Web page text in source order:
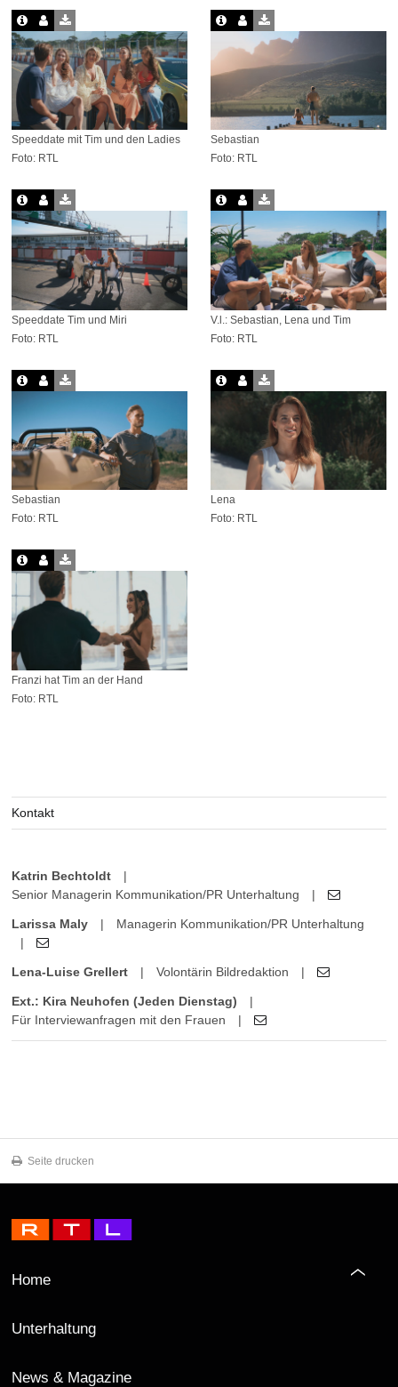
Speeddate mit Tim und den Ladies
Foto: RTL
Sebastian
Foto: RTL
Speeddate Tim und Miri
Foto: RTL
V.l.: Sebastian, Lena und Tim
Foto: RTL
Sebastian
Foto: RTL
Lena
Foto: RTL
Franzi hat Tim an der Hand
Foto: RTL
Kontakt
Katrin Bechtoldt
|
Senior Managerin Kommunikation/PR Unterhaltung
|
Larissa Maly |
Managerin Kommunikation/PR Unterhaltung
|
Lena-Luise Grellert | Volontärin Bildredaktion |
Ext.: Kira Neuhofen (Jeden Dienstag)
|
Für Interviewanfragen mit den Frauen
|
Seite drucken
Home
Unterhaltung
News & Magazine